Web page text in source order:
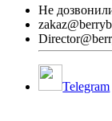
Не
Telegram